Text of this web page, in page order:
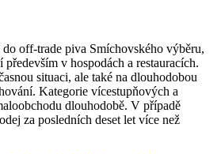
off-trade piva Smíchovského výběru,
v hospodách a restauracích.
situaci, ale také na dlouhodobou
Kategorie vícestupňových a
dlouhodobě. V případě
za posledních deset let více než